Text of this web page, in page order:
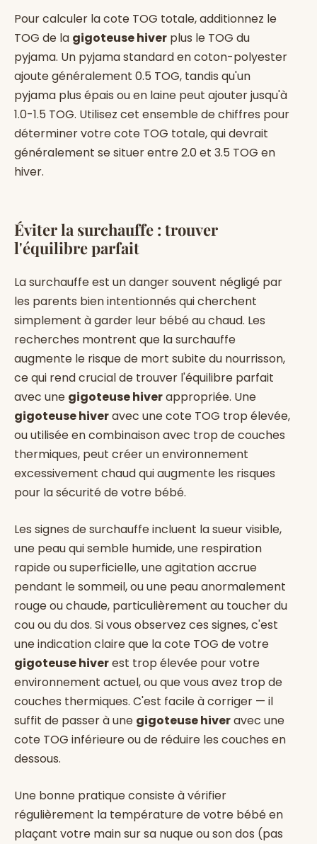
Pour calculer la cote TOG totale, additionnez le
TOG de la gigoteuse hiver plus le TOG du
pyjama. Un pyjama standard en coton-polyester
ajoute généralement 0.5 TOG, tandis qu'un
pyjama plus épais ou en laine peut ajouter jusqu'à
1.0-1.5 TOG. Utilisez cet ensemble de chiffres pour
déterminer votre cote TOG totale, qui devrait
généralement se situer entre 2.0 et 3.5 TOG en
hiver.
Éviter la surchauffe : trouver
l'équilibre parfait
La surchauffe est un danger souvent négligé par
les parents bien intentionnés qui cherchent
simplement à garder leur bébé au chaud. Les
recherches montrent que la surchauffe
augmente le risque de mort subite du nourrisson,
ce qui rend crucial de trouver l'équilibre parfait
avec une gigoteuse hiverappropriée. Une
gigoteuse hiveravec une cote TOG trop élevée,
ou utilisée en combinaison avec trop de couches
thermiques, peut créer un environnement
excessivement chaud qui augmente les risques
pour la sécurité de votre bébé.
Les signes de surchauffe incluent la sueur visible,
une peau qui semble humide, une respiration
rapide ou superficielle, une agitation accrue
pendant le sommeil, ou une peau anormalement
rouge ou chaude, particulièrement au toucher du
cou ou du dos. Si vous observez ces signes, c'est
une indication claire que la cote TOG de votre
gigoteuse hiverest trop élevée pour votre
environnement actuel, ou que vous avez trop de
couches thermiques. C'est facile à corriger — il
suffit de passer à une gigoteuse hiveravec une
cote TOG inférieure ou de réduire les couches en
dessous.
Une bonne pratique consiste à vérifier
régulièrement la température de votre bébé en
plaçant votre main sur sa nuque ou son dos (pas